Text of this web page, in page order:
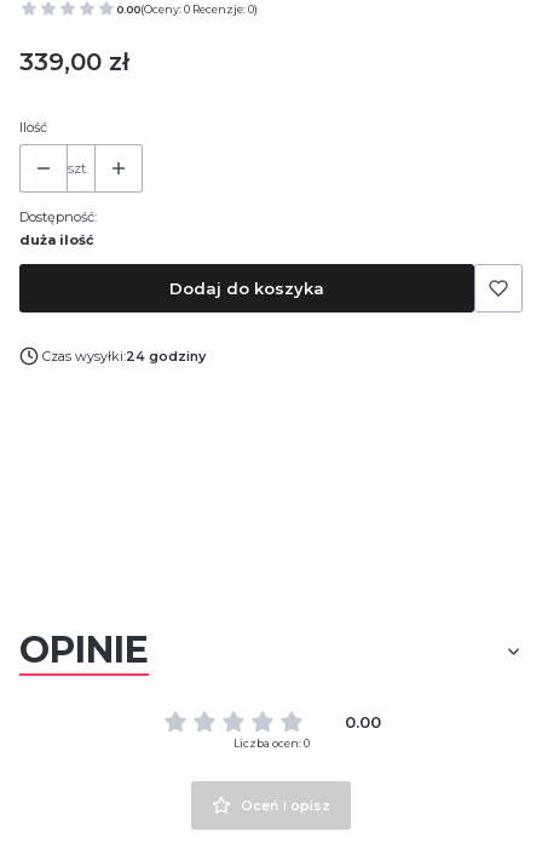
0.00(Oceny: 0 Recenzje: 0)
Cena
339,00 zł
Ilość
szt.
Dostępność:
duża ilość
Dodaj do koszyka
Czas wysyłki:24 godziny
OPINIE
0.00
Liczba ocen: 0
Oceń i opisz